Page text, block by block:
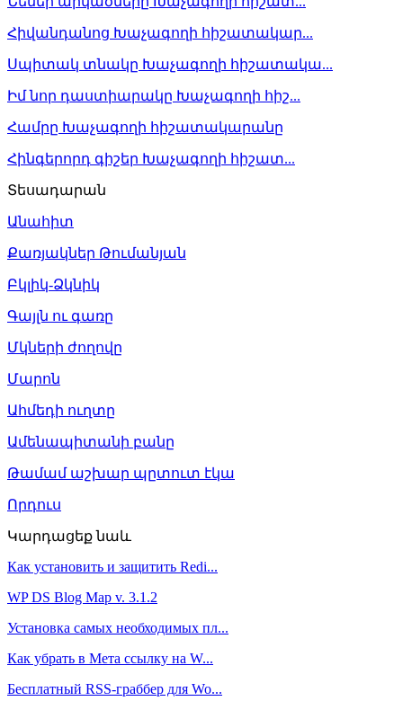
Հիվանդանոց Խաչագողի հիշատակար...
Սպիտակ տնակը Խաչագողի հիշատակա...
Իմ նոր դաստիարակը Խաչագողի հիշ...
Համրը Խաչագողի հիշատակարանը
Հինգերորդ գիշեր Խաչագողի հիշատ...
Տեսադարան
Անահիտ
Քառյակներ Թումանյան
Բկլիկ-Ձկնիկ
Գայլն ու գառը
Մկների ժողովը
Մարոն
Ահմեդի ուղտը
Ամենապիտանի բանը
Թամամ աշխար պըտուտ էկա
Որդուս
Կարդացեք նաև
Как установить и защитить Redi...
WP DS Blog Map v. 3.1.2
Установка самых необходимых пл...
Как убрать в Мета ссылку на W...
Бесплатный RSS-граббер для Wo...